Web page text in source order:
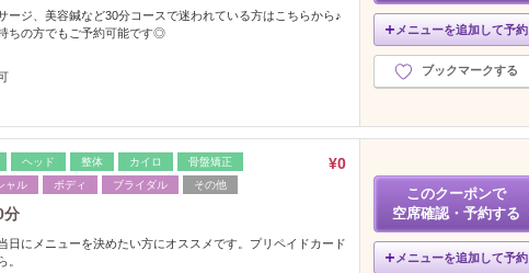
ージ、美容鍼など30分コースで迷われている方はこちらから♪
ちの方でもご予約可能です◎
メニューを追加して予約
ブックマークする
ヘッド 整体 カイロ
骨盤矯正
ャル ボディ ブライダル その他
¥0
分
日にメニューを決めたい方にオススメです。プリペイドカード
。
このクーポンで
空席確認・予約する
メニューを追加して予約